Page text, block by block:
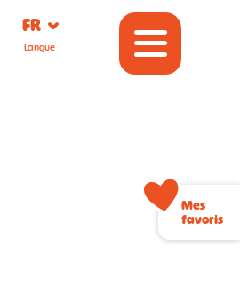
FR
Langue
Mes
favoris